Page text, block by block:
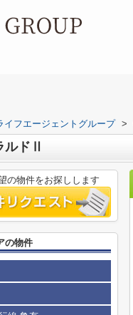
イフエージェントグループ >
ルドⅡ
の物件をお探しします
の物件